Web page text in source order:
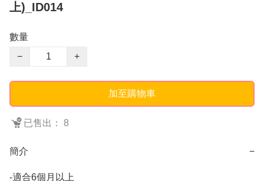
上)_ID014
數量
−
+
加至購物車
已售出： 8
簡介 −
-適合6個月以上